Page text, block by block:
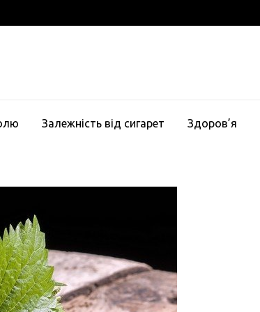
Залежність від сигарет Здоров’я